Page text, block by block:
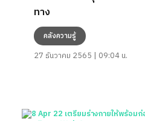
ทาง
คลังความรู้
27 ธันวาคม 2565 | 09:04 น.